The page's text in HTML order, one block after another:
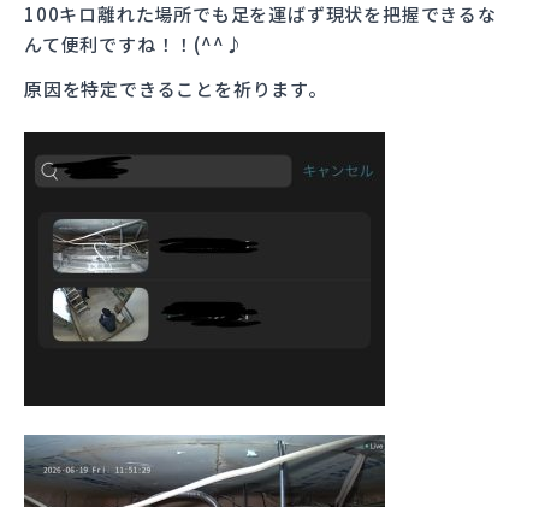
100キロ離れた場所でも足を運ばず現状を把握できるな
んて便利ですね！！(^^♪
原因を特定できることを祈ります。